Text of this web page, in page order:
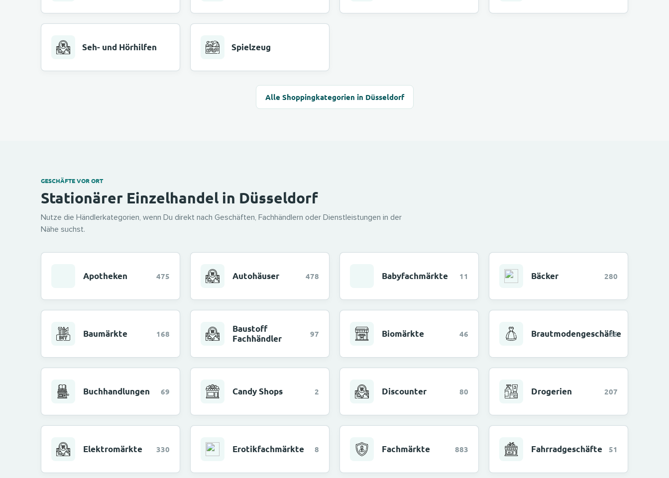
Seh- und Hörhilfen Spielzeug
Alle Shoppingkategorien in Düsseldorf
GESCHÄFTE VOR ORT
Stationärer Einzelhandel in Düsseldorf
Nutze die Händlerkategorien, wenn Du direkt nach Geschäften, Fachhändlern oder Dienstleistungen in der
Nähe suchst.
Apotheken 475 Autohäuser 478 Babyfachmärkte 11 Bäcker 280
Baumärkte 168
Baustoff
Fachhändler
97 Biomärkte 46 Brautmodengeschäfte
26
Buchhandlungen 69 Candy Shops 2 Discounter 80 Drogerien 207
Elektromärkte 330 Erotikfachmärkte 8 Fachmärkte 883 Fahrradgeschäfte 51